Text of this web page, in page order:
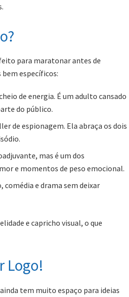
para maratonar antes de
bem específicos:
de energia. É um adulto cansado
do público.
de espionagem. Ela abraça os dois
mas é um dos
e momentos de peso emocional.
e drama sem deixar
e capricho visual, o que
Logo!
tem muito espaço para ideias